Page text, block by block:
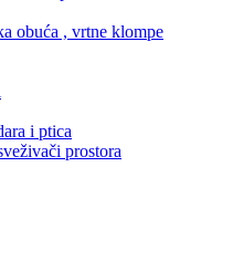
obuća , vrtne klompe
i ptica
prostora